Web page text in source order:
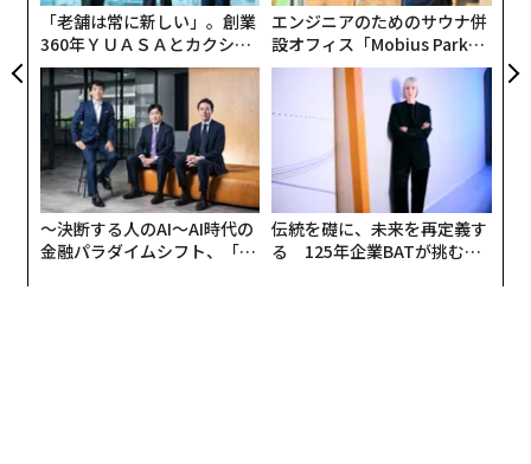
「老舗は常に新しい」。創業
360年ＹＵＡＳＡとカクシン
CEO田尻望が語る、AIを超え
る人の価値
エンジニアのためのサウナ併
設オフィス「Mobius Park」
がオープン──タマディック
が健康経営を徹底する理由
〜決断する人のAI〜AI時代の
金融パラダイムシフト、「超
伝統を礎に、未来を再定義す
る 125年企業BATが挑むス